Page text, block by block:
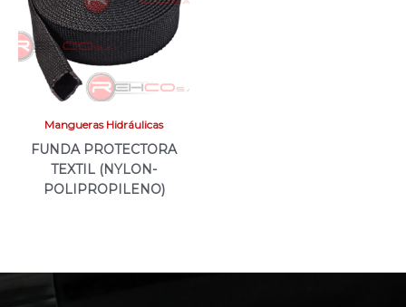
Mangueras Hidráulicas
FUNDA PROTECTORA
TEXTIL (NYLON-
POLIPROPILENO)